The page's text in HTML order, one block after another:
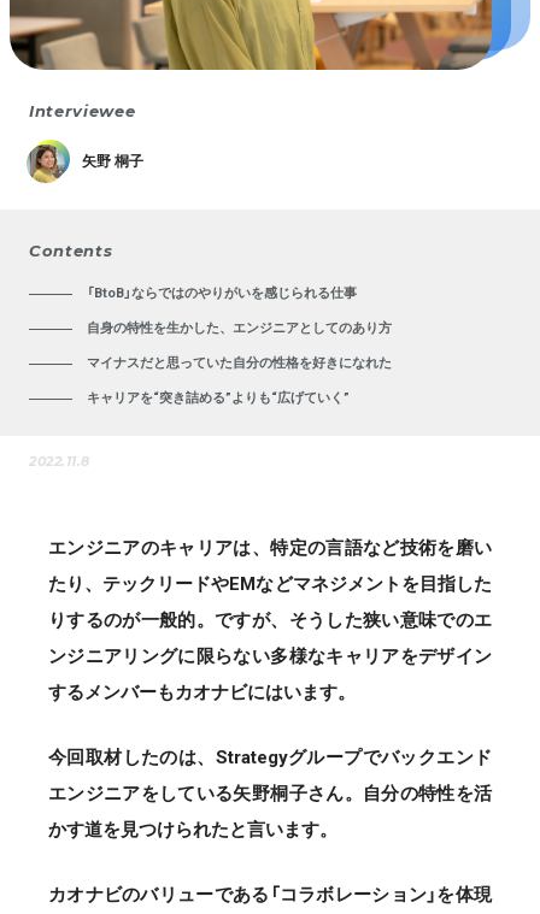
Interviewee
矢野 桐子
Contents
「BtoB」ならではのやりがいを感じられる仕事
自身の特性を生かした、エンジニアとしてのあり方
マイナスだと思っていた自分の性格を好きになれた
キャリアを“突き詰める”よりも“広げていく”
2022.11.8
エンジニアのキャリアは、特定の言語など技術を磨い
たり、テックリードやEMなどマネジメントを目指した
りするのが一般的。ですが、そうした狭い意味でのエ
ンジニアリングに限らない多様なキャリアをデザイン
するメンバーもカオナビにはいます。
今回取材したのは、Strategyグループでバックエンド
エンジニアをしている矢野桐子さん。自分の特性を活
かす道を見つけられたと言います。
カオナビのバリューである「コラボレーション」を体現